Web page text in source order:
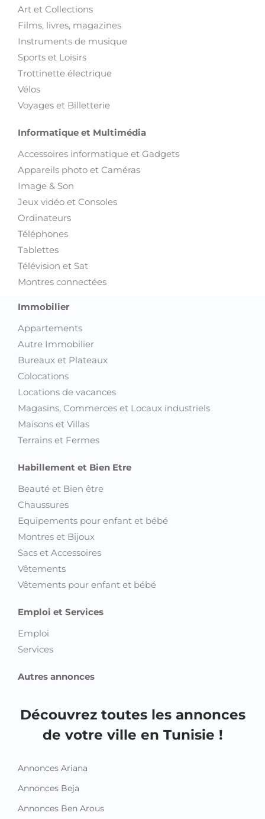
Art et Collections
Films, livres, magazines
Instruments de musique
Sports et Loisirs
Trottinette électrique
Vélos
Voyages et Billetterie
Informatique et Multimédia
Accessoires informatique et Gadgets
Appareils photo et Caméras
Image & Son
Jeux vidéo et Consoles
Ordinateurs
Téléphones
Tablettes
Télévision et Sat
Montres connectées
Immobilier
Appartements
Autre Immobilier
Bureaux et Plateaux
Colocations
Locations de vacances
Magasins, Commerces et Locaux industriels
Maisons et Villas
Terrains et Fermes
Habillement et Bien Etre
Beauté et Bien être
Chaussures
Equipements pour enfant et bébé
Montres et Bijoux
Sacs et Accessoires
Vêtements
Vêtements pour enfant et bébé
Emploi et Services
Emploi
Services
Autres annonces
Découvrez toutes les annonces
de votre ville en Tunisie !
Annonces Ariana
Annonces Beja
Annonces Ben Arous